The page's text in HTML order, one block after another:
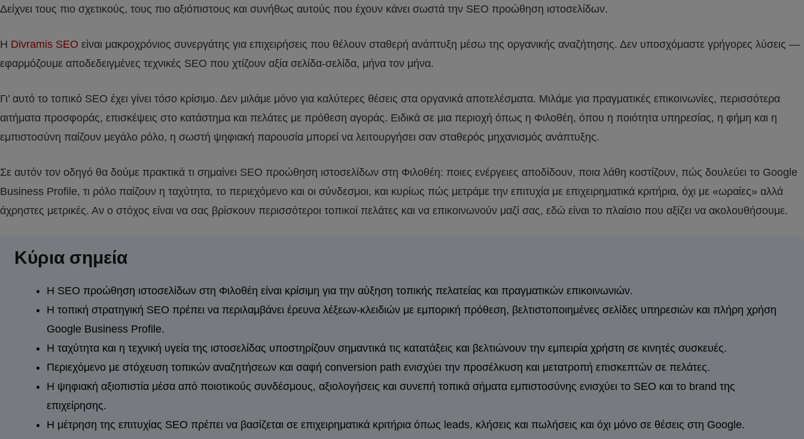
Δείχνει τους πιο σχετικούς, τους πιο αξιόπιστους και συνήθως αυτούς που έχουν κάνει σωστά την SEO προώθηση ιστοσελίδων.
Η Divramis SEO είναι μακροχρόνιος συνεργάτης για επιχειρήσεις που θέλουν σταθερή ανάπτυξη μέσω της οργανικής αναζήτησης. Δεν υποσχόμαστε γρήγορες λύσεις —
εφαρμόζουμε αποδεδειγμένες τεχνικές SEO που χτίζουν αξία σελίδα-σελίδα, μήνα τον μήνα.
Γι’ αυτό το τοπικό SEO έχει γίνει τόσο κρίσιμο. Δεν μιλάμε μόνο για καλύτερες θέσεις στα οργανικά αποτελέσματα. Μιλάμε για πραγματικές επικοινωνίες, περισσότερα
αιτήματα προσφοράς, επισκέψεις στο κατάστημα και πελάτες με πρόθεση αγοράς. Ειδικά σε μια περιοχή όπως η Φιλοθέη, όπου η ποιότητα υπηρεσίας, η φήμη και η
εμπιστοσύνη παίζουν μεγάλο ρόλο, η σωστή ψηφιακή παρουσία μπορεί να λειτουργήσει σαν σταθερός μηχανισμός ανάπτυξης.
Σε αυτόν τον οδηγό θα δούμε πρακτικά τι σημαίνει SEO προώθηση ιστοσελίδων στη Φιλοθέη: ποιες ενέργειες αποδίδουν, ποια λάθη κοστίζουν, πώς δουλεύει το Google
Business Profile, τι ρόλο παίζουν η ταχύτητα, το περιεχόμενο και οι σύνδεσμοι, και κυρίως πώς μετράμε την επιτυχία με επιχειρηματικά κριτήρια, όχι με «ωραίες» αλλά
άχρηστες μετρικές. Αν ο στόχος είναι να σας βρίσκουν περισσότεροι τοπικοί πελάτες και να επικοινωνούν μαζί σας, εδώ είναι το πλαίσιο που αξίζει να ακολουθήσουμε.
Κύρια σημεία
Η SEO προώθηση ιστοσελίδων στη Φιλοθέη είναι κρίσιμη για την αύξηση τοπικής πελατείας και πραγματικών επικοινωνιών.
Η τοπική στρατηγική SEO πρέπει να περιλαμβάνει έρευνα λέξεων-κλειδιών με εμπορική πρόθεση, βελτιστοποιημένες σελίδες υπηρεσιών και πλήρη χρήση
Google Business Profile.
Η ταχύτητα και η τεχνική υγεία της ιστοσελίδας υποστηρίζουν σημαντικά τις κατατάξεις και βελτιώνουν την εμπειρία χρήστη σε κινητές συσκευές.
Περιεχόμενο με στόχευση τοπικών αναζητήσεων και σαφή conversion path ενισχύει την προσέλκυση και μετατροπή επισκεπτών σε πελάτες.
Η ψηφιακή αξιοπιστία μέσα από ποιοτικούς συνδέσμους, αξιολογήσεις και συνεπή τοπικά σήματα εμπιστοσύνης ενισχύει το SEO και το brand της
επιχείρησης.
Η μέτρηση της επιτυχίας SEO πρέπει να βασίζεται σε επιχειρηματικά κριτήρια όπως leads, κλήσεις και πωλήσεις και όχι μόνο σε θέσεις στη Google.